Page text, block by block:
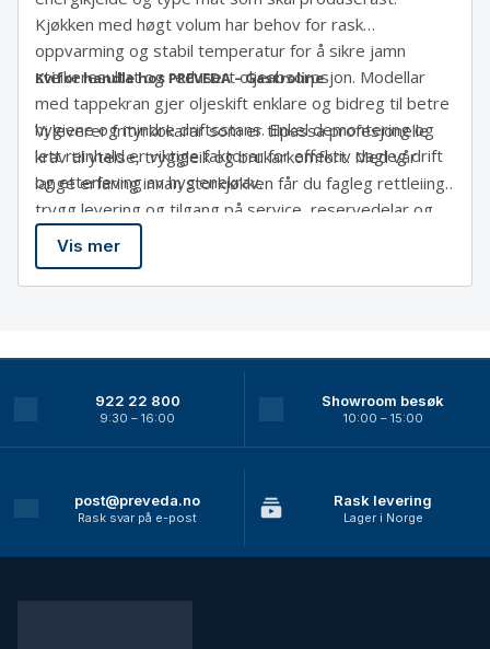
Kjøkken med høgt volum har behov for rask
oppvarming og stabil temperatur for å sikre jamn
steikeresultat og redusert oljeabsorpsjon. Modellar
med tappekran gjer oljeskift enklare og bidreg til betre
hygiene og mindre driftsstans. Enkel demontering og
lett reinhald er viktige faktorar for effektiv dagleg drift
og etterleving av hygienekrav.
Kvifor handle hos PREVEDA – Gastroline
Vi leverer frityrkokarar som er tilpassa profesjonelle
krav til ytelse, tryggleik og brukarkomfort. Med vår
lange erfaring innan storkjøkken får du fagleg rettleiing,
trygg levering og tilgang på service, reservedelar og
teknisk støtte. Dette gir ei løysing som fungerer stabilt
– dag etter dag.
Vis mer
922 22 800
9:30 – 16:00
Showroom besøk
10:00 – 15:00
post@preveda.no
Rask svar på e-post
Rask levering
Lager i Norge